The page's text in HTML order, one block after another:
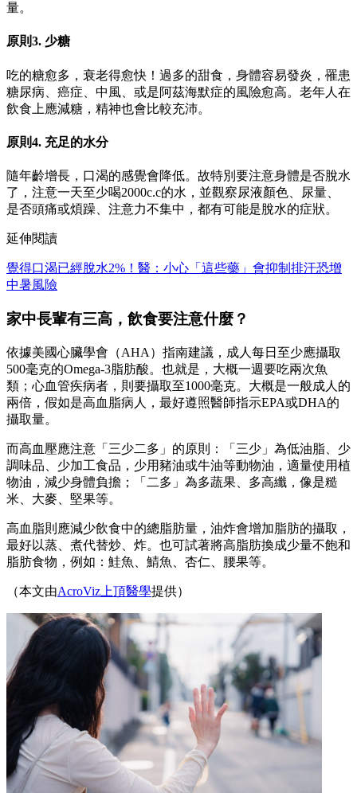
量。
原則3. 少糖
吃的糖愈多，衰老得愈快！過多的甜食，身體容易發炎，罹患
糖尿病、癌症、中風、或是阿茲海默症的風險愈高。老年人在
飲食上應減糖，精神也會比較充沛。
原則4. 充足的水分
隨年齡增長，口渴的感覺會降低。故特別要注意身體是否脫水
了，注意一天至少喝2000c.c的水，並觀察尿液顏色、尿量、
是否頭痛或煩躁、注意力不集中，都有可能是脫水的症狀。
延伸閱讀
覺得口渴已經脫水2%！醫：小心「這些藥」會抑制排汗恐增
中暑風險
家中長輩有三高，飲食要注意什麼？
依據美國心臟學會（AHA）指南建議，成人每日至少應攝取
500毫克的Omega-3脂肪酸。也就是，大概一週要吃兩次魚
類；心血管疾病者，則要攝取至1000毫克。大概是一般成人的
兩倍，假如是高血脂病人，最好遵照醫師指示EPA或DHA的
攝取量。
而高血壓應注意「三少二多」的原則：「三少」為低油脂、少
調味品、少加工食品，少用豬油或牛油等動物油，適量使用植
物油，減少身體負擔；「二多」為多蔬果、多高纖，像是糙
米、大麥、堅果等。
高血脂則應減少飲食中的總脂肪量，油炸會增加脂肪的攝取，
最好以蒸、煮代替炒、炸。也可試著將高脂肪換成少量不飽和
脂肪食物，例如：鮭魚、鯖魚、杏仁、腰果等。
（本文由AcroViz上頂醫學提供）